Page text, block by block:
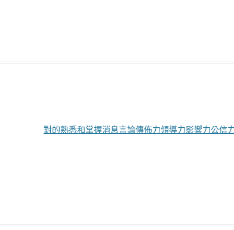
對的熟悉和掌握消息言論傳佈力領導力影響力公信